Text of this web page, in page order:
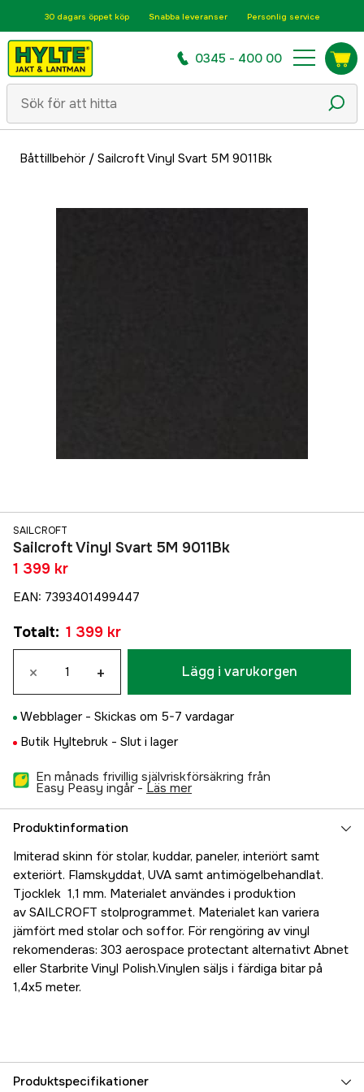
30 dagars öppet köp Snabba leveranser Personlig service
0345 - 400 00
Båttillbehör/ Sailcroft Vinyl Svart 5M 9011Bk
SAILCROFT
Sailcroft Vinyl Svart 5M 9011Bk
1 399 kr
EAN: 7393401499447
Totalt: 1 399 kr
× + Lägg i varukorgen
Webblager - Skickas om 5-7 vardagar
Butik Hyltebruk - Slut i lager
En månads frivillig självriskförsäkring från
Easy Peasy ingår - läs mer
Produktinformation
Imiterad skinn för stolar, kuddar, paneler, interiört samt
exteriört. Flamskyddat, UVA samt antimögelbehandlat.
Tjocklek 1,1 mm. Materialet användes i produktion
av SAILCROFT stolprogrammet. Materialet kan variera
jämfört med stolar och soffor. För rengöring av vinyl
rekomenderas: 303 aerospace protectant alternativt Abnet
eller Starbrite Vinyl Polish.Vinylen säljs i färdiga bitar på
1,4x5 meter.
Produktspecifikationer